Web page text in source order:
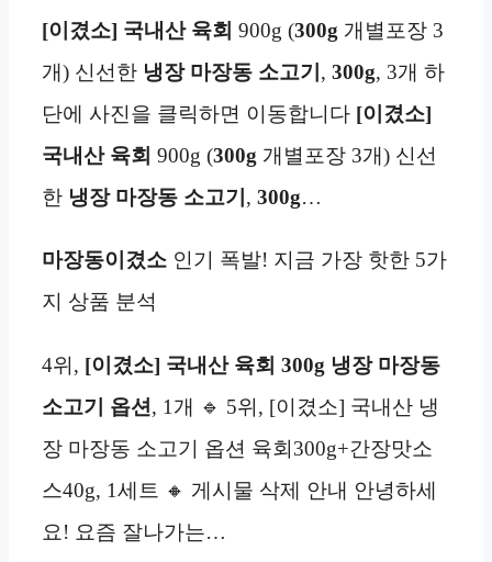
[이겼소] 국내산 육회 900g (300g 개별포장 3
개) 신선한 냉장 마장동 소고기 , 300g, 3개 하
단에 사진을 클릭하면 이동합니다 [이겼소]
국내산 육회 900g (300g 개별포장 3개) 신선
한 냉장 마장동 소고기 , 300g…
마장동이겼소 인기 폭발! 지금 가장 핫한 5가
지 상품 분석
4위, [이겼소] 국내산 육회 300g 냉장 마장동
소고기 옵션 , 1개 🔹 5위, [이겼소] 국내산 냉
장 마장동 소고기 옵션 육회300g+간장맛소
스40g, 1세트 🔸 게시물 삭제 안내 안녕하세
요! 요즘 잘나가는…